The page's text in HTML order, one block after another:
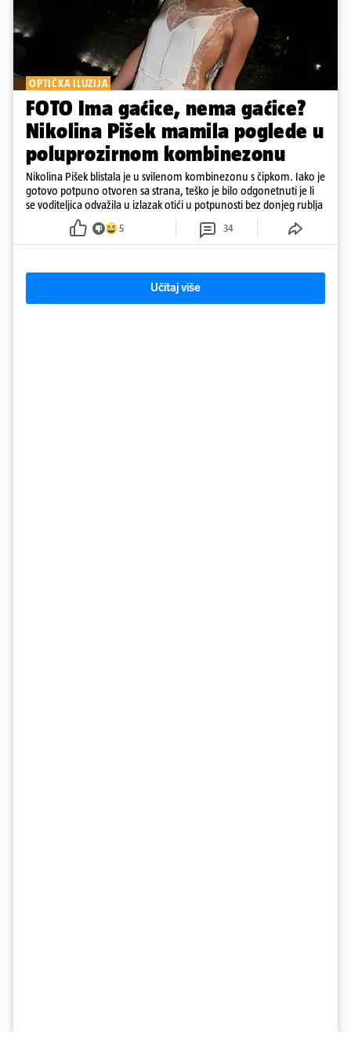
OPTIČKA ILUZIJA
FOTO Ima gaćice, nema gaćice?
Nikolina Pišek mamila poglede u
poluprozirnom kombinezonu
Nikolina Pišek blistala je u svilenom kombinezonu s čipkom. Iako je
gotovo potpuno otvoren sa strana, teško je bilo odgonetnuti je li
se voditeljica odvažila u izlazak otići u potpunosti bez donjeg rublja
5 34
Učitaj više